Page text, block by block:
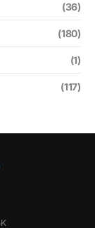
(36)
(180)
(1)
(117)